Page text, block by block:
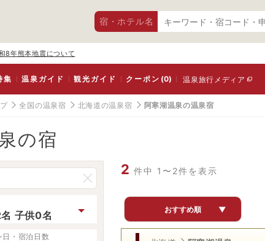
宿・ホテル名
8年熊本地震について
集 温泉ガイド 観光ガイド クーポン(0) 温泉旅行メディア
全国の温泉宿 北海道の温泉宿 阿寒湖温泉の温泉宿
の宿
子供0名
・宿泊日数
2 件中 1〜2件を表示
おすすめ順 ▼